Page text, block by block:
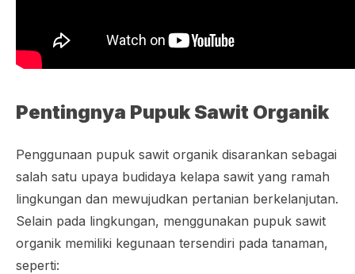
Pentingnya Pupuk Sawit Organik
Penggunaan pupuk sawit organik disarankan sebagai
salah satu upaya budidaya kelapa sawit yang ramah
lingkungan dan mewujudkan pertanian berkelanjutan.
Selain pada lingkungan, menggunakan pupuk sawit
organik memiliki kegunaan tersendiri pada tanaman,
seperti: